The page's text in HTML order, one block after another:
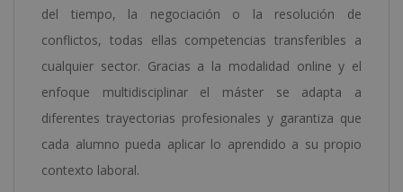
del tiempo, la negociación o la resolución de
conflictos, todas ellas competencias transferibles a
cualquier sector. Gracias a la modalidad online y el
enfoque multidisciplinar el máster se adapta a
diferentes trayectorias profesionales y garantiza que
cada alumno pueda aplicar lo aprendido a su propio
contexto laboral.